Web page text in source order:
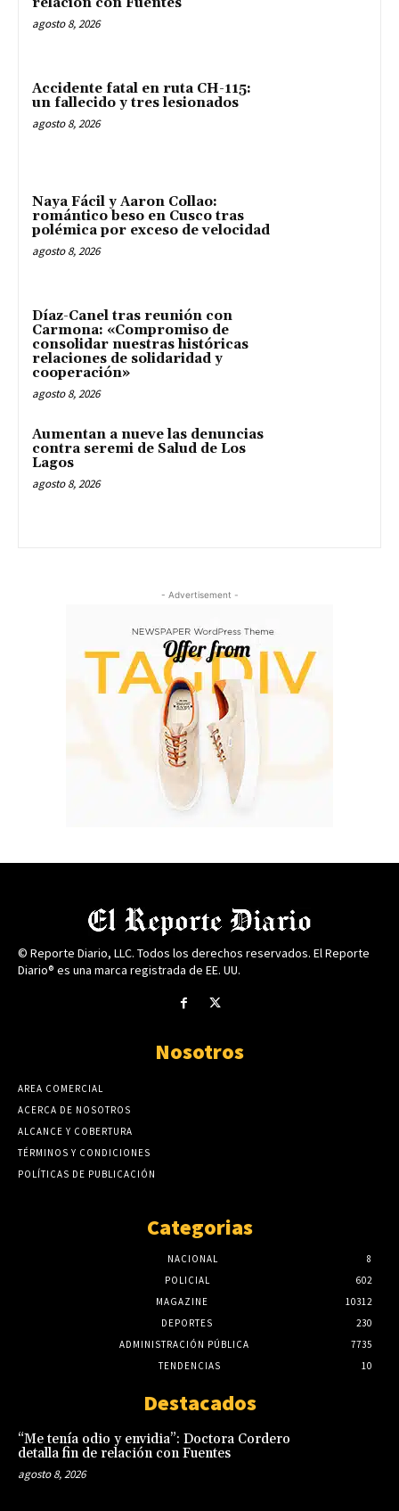
agosto 8, 2026
Accidente fatal en ruta CH-115:
un fallecido y tres lesionados
agosto 8, 2026
Naya Fácil y Aaron Collao:
romántico beso en Cusco tras
polémica por exceso de velocidad
agosto 8, 2026
Díaz-Canel tras reunión con
Carmona: «Compromiso de
consolidar nuestras históricas
relaciones de solidaridad y
cooperación»
agosto 8, 2026
Aumentan a nueve las denuncias
contra seremi de Salud de Los
Lagos
agosto 8, 2026
- Advertisement -
© Reporte Diario, LLC. Todos los derechos reservados. El Reporte
Diario® es una marca registrada de EE. UU.
Nosotros
AREA COMERCIAL
ACERCA DE NOSOTROS
ALCANCE Y COBERTURA
TÉRMINOS Y CONDICIONES
POLÍTICAS DE PUBLICACIÓN
Categorias
NACIONAL
8
POLICIAL
602
MAGAZINE
10312
DEPORTES
230
ADMINISTRACIÓN PÚBLICA
7735
TENDENCIAS
10
Destacados
“Me tenía odio y envidia”: Doctora Cordero
detalla fin de relación con Fuentes
agosto 8, 2026